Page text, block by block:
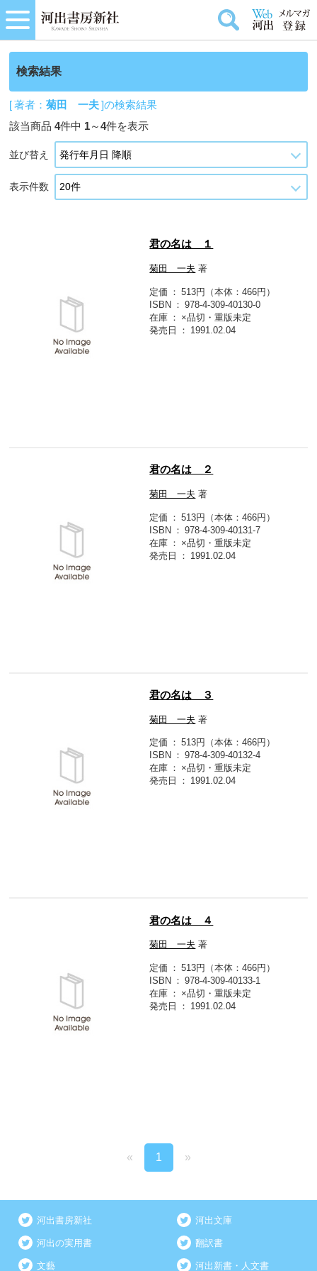
検索結果
[ 著者：菊田 一夫]の検索結果
該当商品4件中 1～4件を表示
並び替え
表示件数
君の名は １
菊田 一夫 著
定価
513円（本体：466円）
ISBN
978-4-309-40130-0
在庫
×品切・重版未定
発売日
1991.02.04
君の名は ２
菊田 一夫 著
定価
513円（本体：466円）
ISBN
978-4-309-40131-7
在庫
×品切・重版未定
発売日
1991.02.04
君の名は ３
菊田 一夫 著
定価
513円（本体：466円）
ISBN
978-4-309-40132-4
在庫
×品切・重版未定
発売日
1991.02.04
君の名は ４
菊田 一夫 著
定価
513円（本体：466円）
ISBN
978-4-309-40133-1
在庫
×品切・重版未定
発売日
1991.02.04
« 1 »
河出書房新社 河出文庫
河出の実用書 翻訳書
文藝 河出新書・人文書